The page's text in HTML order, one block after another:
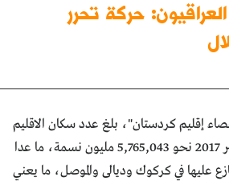
العراقيون: حركة تحرر
إقليم كردستان"، بلغ عدد سكان الاقليم
وفقا لنشرة ايلول/ سبتمبر 2017 نحو 5,765,043 مليون نسمة، ما عدا
عليها في كركوك وديالى والموصل، ما يعني